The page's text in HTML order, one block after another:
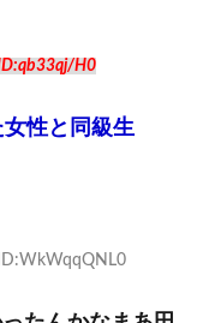
H0
性と同級生